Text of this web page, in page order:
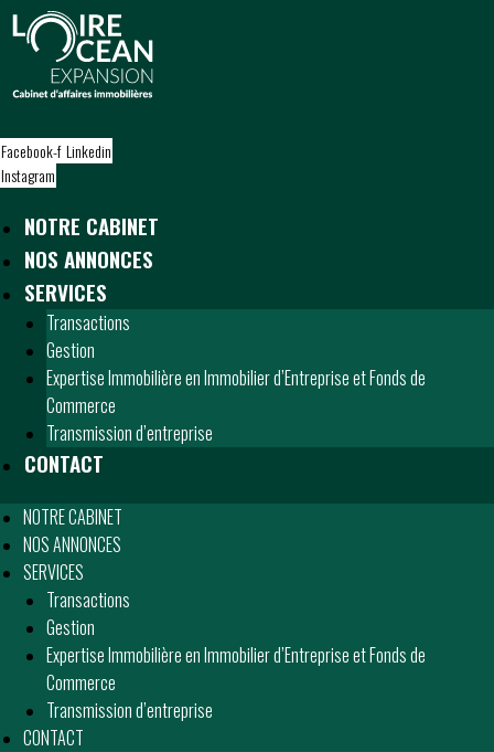
o
c
o
t
e
t
Facebook-f Linkedin
Instagram
NOTRE CABINET
NOS ANNONCES
SERVICES
Transactions
Gestion
Expertise Immobilière en Immobilier d’Entreprise et Fonds de
Commerce
Transmission d’entreprise
CONTACT
NOTRE CABINET
NOS ANNONCES
SERVICES
Transactions
Gestion
Expertise Immobilière en Immobilier d’Entreprise et Fonds de
Commerce
Transmission d’entreprise
CONTACT